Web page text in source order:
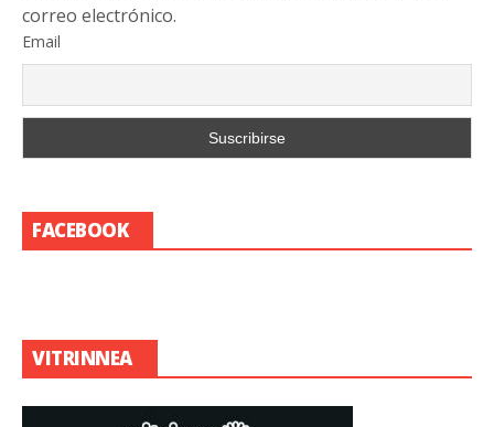
correo electrónico.
Email
FACEBOOK
VITRINNEA